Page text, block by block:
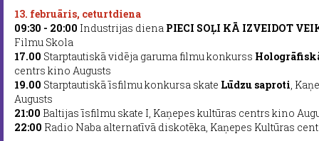
13. februāris, ceturtdiena
09:30 - 20:00 Industrijas diena PIECI SOĻI KĀ IZVEIDOT
Filmu Skola
17.00 Starptautiskā vidēja garuma filmu konkurss
centrs kino Augusts
19.00 Starptautiskā īsfilmu konkursa skate Lūdzu saproti,
Augusts
21:00 Baltijas īsfilmu skate I, Kaņepes kultūras centrs kino
22:00 Radio Naba alternatīvā diskotēka, Kaņepes Kultūras